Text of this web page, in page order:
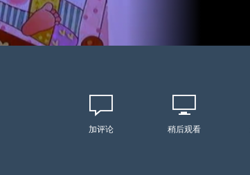
加评论 稍后观看